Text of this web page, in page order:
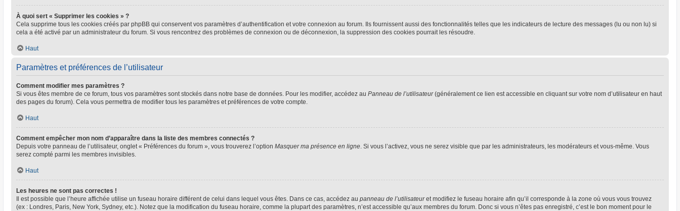
À quoi sert « Supprimer les cookies » ?
Cela supprime tous les cookies créés par phpBB qui conservent vos paramètres d’authentification et votre connexion au forum. Ils fournissent aussi des fonctionnalités telles que les indicateurs de lecture des messages (lu ou non lu) si
cela a été activé par un administrateur du forum. Si vous rencontrez des problèmes de connexion ou de déconnexion, la suppression des cookies pourrait les résoudre.
Haut
Paramètres et préférences de l’utilisateur
Comment modifier mes paramètres ?
Si vous êtes membre de ce forum, tous vos paramètres sont stockés dans notre base de données. Pour les modifier, accédez au Panneau de l’utilisateur(généralement ce lien est accessible en cliquant sur votre nom d’utilisateur en haut
des pages du forum). Cela vous permettra de modifier tous les paramètres et préférences de votre compte.
Haut
Comment empêcher mon nom d’apparaître dans la liste des membres connectés ?
Depuis votre panneau de l’utilisateur, onglet « Préférences du forum », vous trouverez l’option Masquer ma présence en ligne. Si vous l’activez, vous ne serez visible que par les administrateurs, les modérateurs et vous-même. Vous
serez compté parmi les membres invisibles.
Haut
Les heures ne sont pas correctes !
Il est possible que l’heure affichée utilise un fuseau horaire différent de celui dans lequel vous êtes. Dans ce cas, accédez au panneau de l’utilisateuret modifiez le fuseau horaire afin qu’il corresponde à la zone où vous vous trouvez
(ex : Londres, Paris, New York, Sydney, etc.). Notez que la modification du fuseau horaire, comme la plupart des paramètres, n’est accessible qu’aux membres du forum. Donc si vous n’êtes pas enregistré, c’est le bon moment pour le